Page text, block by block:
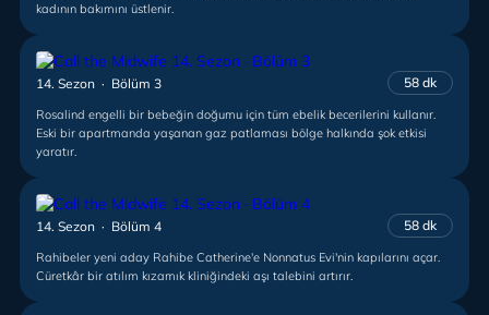
kadının bakımını üstlenir.
14. Sezon · Bölüm 3 58 dk
Rosalind engelli bir bebeğin doğumu için tüm ebelik becerilerini kullanır.
Eski bir apartmanda yaşanan gaz patlaması bölge halkında şok etkisi
yaratır.
14. Sezon · Bölüm 4 58 dk
Rahibeler yeni aday Rahibe Catherine'e Nonnatus Evi'nin kapılarını açar.
Cüretkâr bir atılım kızamık kliniğindeki aşı talebini artırır.